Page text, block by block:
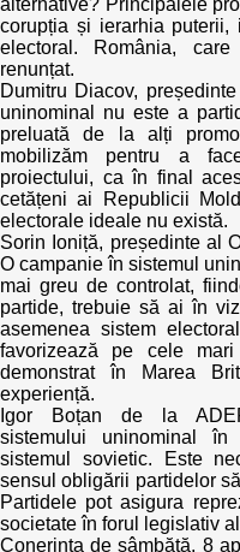
alternative? Principalele
corupția și ierarhia puterii,
electoral. România,
renunțat.
Dumitru Diacov,
uninominal nu este a
preluată de la alți
mobilizăm pentru a
proiectului, ca în final
cetățeni ai Republicii
electorale ideale nu există.
Sorin Ioniță, președinte al
O campanie în sistemul
mai greu de controlat,
partide, trebuie să ai în
asemenea sistem
favorizează pe cele
demonstrat în Marea
experiență.
Igor Boțan de la
sistemului uninominal
sistemul sovietic. Este
sensul obligării partidelor
Partidele pot asigura
societate în forul legislativ
Conerința de sâmbătă, 8